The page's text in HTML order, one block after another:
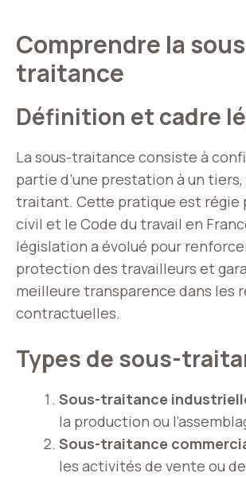
Comprendre la
traitance
Définition et cadre
La sous-traitance consiste à
partie d’une prestation à un
traitant. Cette pratique est régie
civil et le Code du travail en
législation a évolué pour
protection des travailleurs et
meilleure transparence dans les
contractuelles.
Types de sous-
Sous-traitance
la production ou
Sous-traitance
les activités de vente ou